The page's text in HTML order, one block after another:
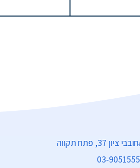
חובבי ציון 37, פתח תקווה
03-9051555